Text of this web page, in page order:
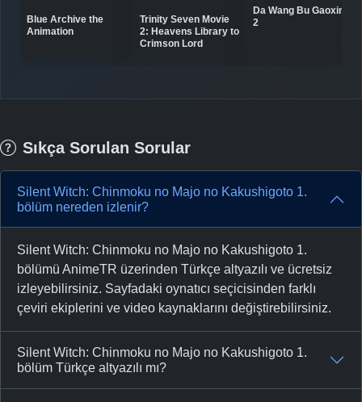
Blue Archive the
Animation
Trinity Seven Movie
2: Heavens Library to
Crimson Lord
Da Wang Bu Gaoxing
2
Sıkça Sorulan Sorular
Silent Witch: Chinmoku no Majo no Kakushigoto 1.
bölüm nereden izlenir?
Silent Witch: Chinmoku no Majo no Kakushigoto 1.
bölümü AnimeTR üzerinden Türkçe altyazılı ve ücretsiz
izleyebilirsiniz. Sayfadaki oynatıcı seçicisinden farklı
çeviri ekiplerini ve video kaynaklarını değiştirebilirsiniz.
Silent Witch: Chinmoku no Majo no Kakushigoto 1.
bölüm Türkçe altyazılı mı?